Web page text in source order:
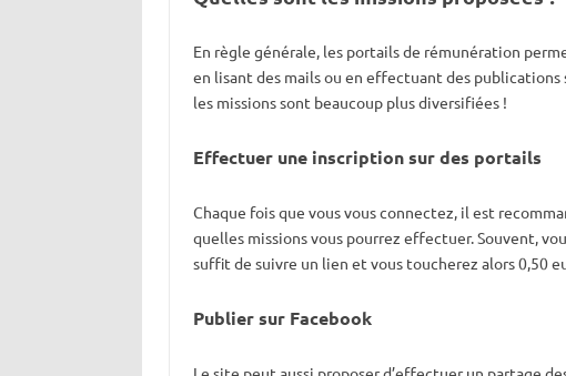
En règle générale, les portails de rémunération
en lisant des mails ou en effectuant des
les missions sont beaucoup plus diversifiées !
Effectuerune inscription sur des portails
Chaque fois que vous vous connectez, il est
quelles missions vous pourrez effectuer. Souvent,
suffit de suivre un lien et vous toucherez alors 0,50
Publiersur Facebook